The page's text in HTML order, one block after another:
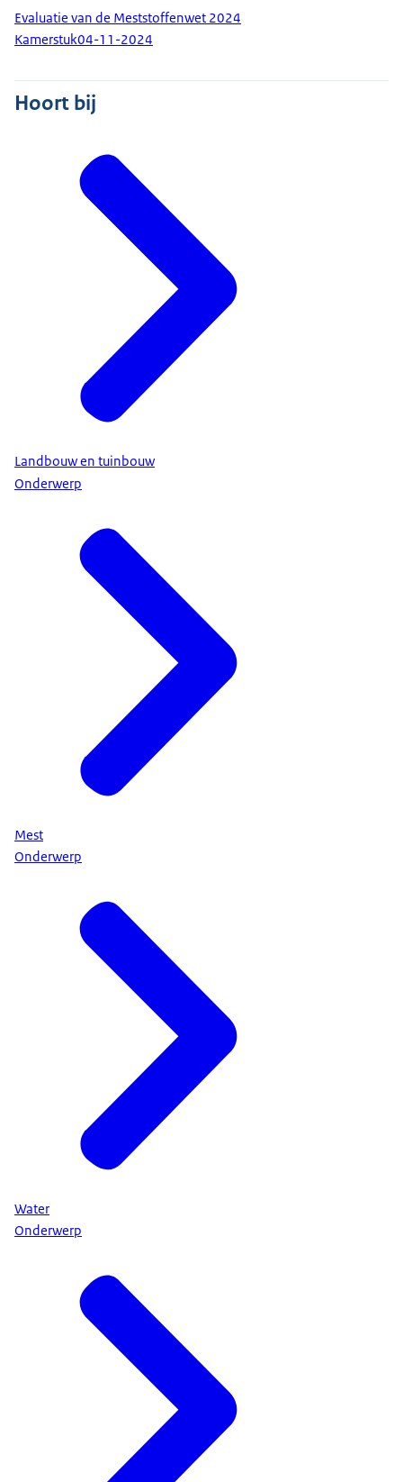
Evaluatie van de Meststoffenwet 2024
Kamerstuk04-11-2024
Hoort bij
Landbouw en tuinbouw
Onderwerp
Mest
Onderwerp
Water
Onderwerp